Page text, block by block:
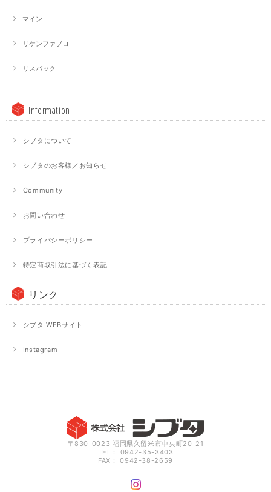
マイン
リケンファブロ
リスパック
Information
シブタについて
シブタのお客様／お知らせ
Community
お問い合わせ
プライバシーポリシー
特定商取引法に基づく表記
リンク
シブタ WEBサイト
Instagram
〒830-0023 福岡県久留米市中央町20-21
TEL： 0942-35-3403
FAX： 0942-38-2659